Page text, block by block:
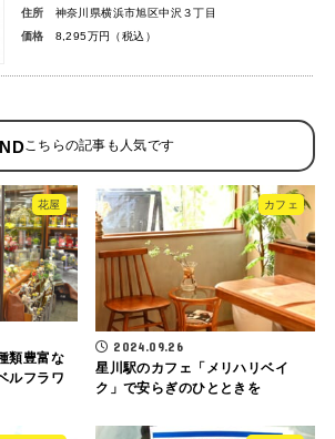
住所
神奈川県横浜市旭区中沢３丁目
価格
8,295万円（税込）
花屋
類豊富な
ルフラワ
カフェ
2024.09.26
星川駅のカフェ「メリハリベイ
ク」で安らぎのひとときを